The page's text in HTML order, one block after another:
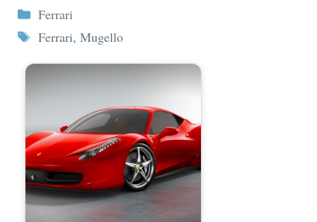
Categorie
Ferrari
Tag
Ferrari, Mugello